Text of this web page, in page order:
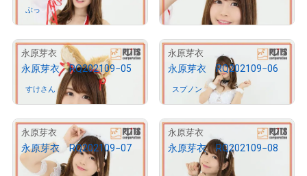
ぶっ さんが保有中 売出し（初回販売）
永原芽衣 5
永原芽衣 RQ202109−05
すけさん さんが保有中
永原芽衣 5
永原芽衣 RQ202109−06
スプノン さんが保有中
永原芽衣 8
永原芽衣 RQ202109−07
永原芽衣 7
永原芽衣 RQ202109−08
10,000